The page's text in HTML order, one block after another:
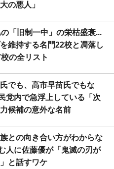
の悪人」
「旧制一中」の栄枯盛衰...
維持する名門22校と凋落し
の全リスト
でも、高市早苗氏でもな
党内で急浮上している「次
候補の意外な名前
との向き合い方がわからな
人に佐藤優が「鬼滅の刃が
と話すワケ